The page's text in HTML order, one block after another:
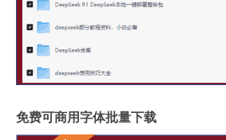
免费可商用字体批量下载